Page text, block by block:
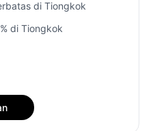
di Tiongkok
di Tiongkok